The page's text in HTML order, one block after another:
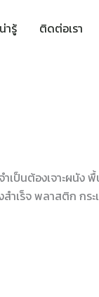
ารู้ ติดต่อเรา
ป็นต้องเจาะผนัง
เร็จ พลาสติก กร